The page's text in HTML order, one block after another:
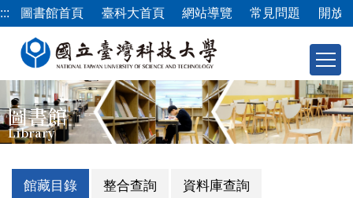
跳
到
內
容
區
::: 圖書館首頁 臺科大首頁 網站導覽 常見問題 開放
圖書館
Library
館藏目錄 整合查詢 資料庫查詢